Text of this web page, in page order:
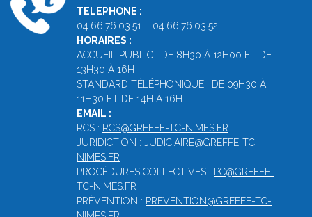
TELEPHONE :
04.66.76.03.51 – 04.66.76.03.52
HORAIRES :
ACCUEIL PUBLIC : DE 8H30 À 12H00 ET DE
13H30 À 16H
STANDARD TÉLÉPHONIQUE : DE 09H30 À
11H30 ET DE 14H À 16H
EMAIL :
RCS : RCS@GREFFE-TC-NIMES.FR
JURIDICTION : JUDICIAIRE@GREFFE-TC-
NIMES.FR
PROCÉDURES COLLECTIVES : PC@GREFFE-
TC-NIMES.FR
PRÉVENTION : PREVENTION@GREFFE-TC-